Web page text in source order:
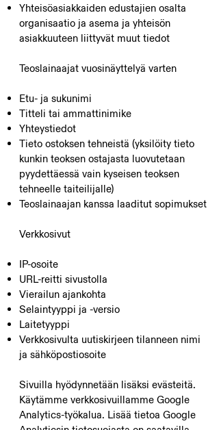
Yhteisöasiakkaiden edustajien osalta
organisaatio ja asema ja yhteisön
asiakkuuteen liittyvät muut tiedot
Teoslainaajat vuosinäyttelyä varten
Etu- ja sukunimi
Titteli tai ammattinimike
Yhteystiedot
Tieto ostoksen tehneistä (yksilöity tieto
kunkin teoksen ostajasta luovutetaan
pyydettäessä vain kyseisen teoksen
tehneelle taiteilijalle)
Teoslainaajan kanssa laaditut sopimukset
Verkkosivut
IP-osoite
URL-reitti sivustolla
Vierailun ajankohta
Selaintyyppi ja -versio
Laitetyyppi
Verkkosivulta uutiskirjeen tilanneen nimi
ja sähköpostiosoite
Sivuilla hyödynnetään lisäksi evästeitä.
Käytämme verkkosivuillamme Google
Analytics-työkalua. Lisää tietoa Google